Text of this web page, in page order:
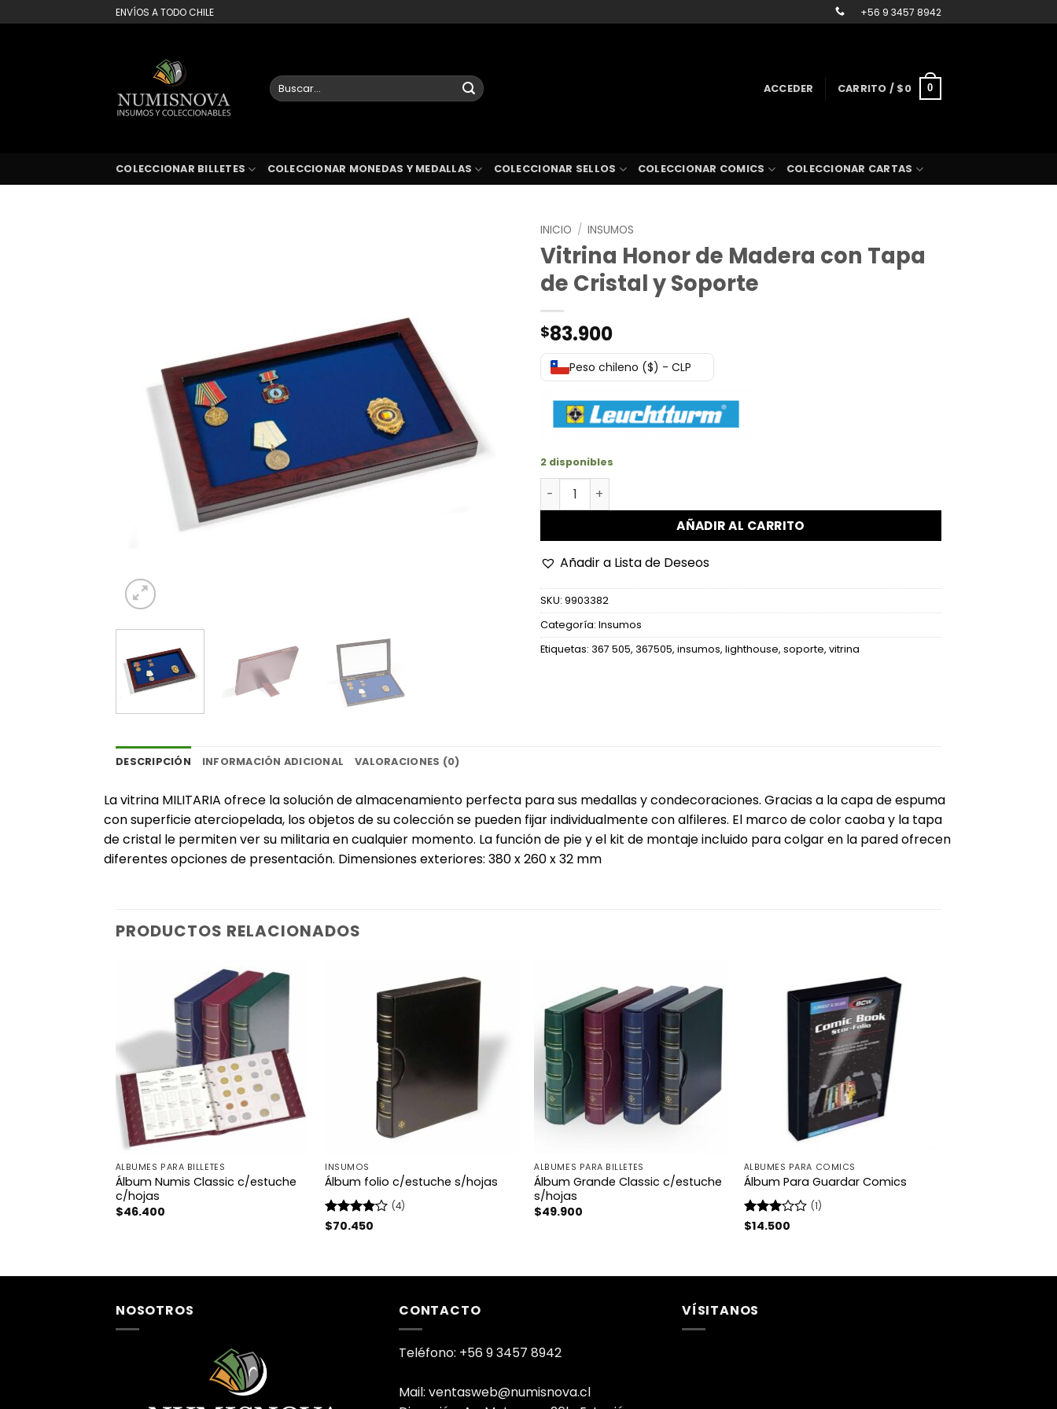
al
ENVÍOS A TODO CHILE +56 9 3457 8942
Buscar
por:
ACCEDER CARRITO / $0 0
COLECCIONAR BILLETES COLECCIONAR MONEDAS Y MEDALLAS COLECCIONAR SELLOS COLECCIONAR COMICS COLECCIONAR CARTAS
INICIO / INSUMOS
Vitrina Honor de Madera con Tapa
de Cristal y Soporte
$83.900
Peso chileno ($) - CLP
2 disponibles
Vitrina Honor de Madera con Tapa de Cristal y Soporte cantidad
AÑADIR AL CARRITO
Añadir a Lista de Deseos
SKU: 9903382
Categoría: Insumos
Etiquetas: 367 505, 367505, insumos, lighthouse, soporte, vitrina
DESCRIPCIÓN INFORMACIÓN ADICIONAL VALORACIONES (0)
La vitrina MILITARIA ofrece la solución de almacenamiento perfecta para sus medallas y condecoraciones. Gracias a la capa de espuma
con superficie aterciopelada, los objetos de su colección se pueden fijar individualmente con alfileres. El marco de color caoba y la tapa
de cristal le permiten ver su militaria en cualquier momento. La función de pie y el kit de montaje incluido para colgar en la pared ofrecen
diferentes opciones de presentación. Dimensiones exteriores: 380 x 260 x 32 mm
PRODUCTOS RELACIONADOS
ÁLBUMES PARA BILLETES
Álbum Numis Classic c/estuche
c/hojas
$46.400
INSUMOS
Álbum folio c/estuche s/hojas
Valorado
(4)
$70.450
ÁLBUMES PARA BILLETES
Álbum Grande Classic c/estuche
s/hojas
$49.900
ÁLBUMES PARA COMICS
Álbum Para Guardar Comics
Valorado
(1)
$14.500
NOSOTROS CONTACTO
Teléfono: +56 9 3457 8942
Mail: ventasweb@numisnova.cl
VÍSITANOS